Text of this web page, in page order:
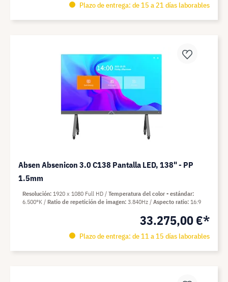
Plazo de entrega: de 15 a 21 días laborables
Absen Absenicon 3.0 C138 Pantalla LED, 138" - PP
1.5mm
33.275,00 €*
Plazo de entrega: de 11 a 15 días laborables
Resolución 1920 x 1080 Full HD
Temperatura del color - estándar
6.500°K
Ratio de repetición de imagen 3.840Hz Aspecto ratio 16:9